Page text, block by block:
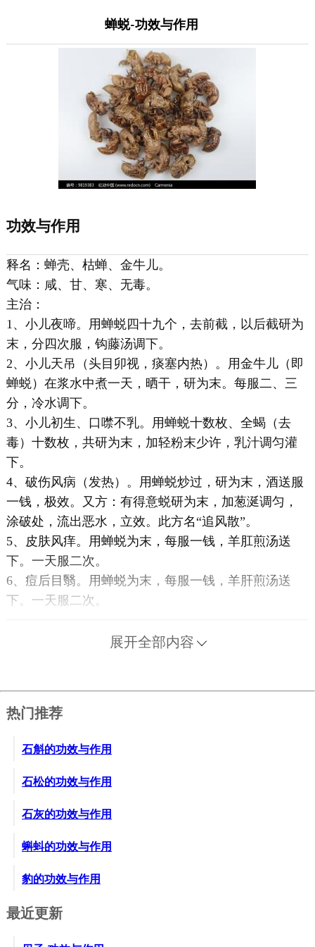
蝉蜕-功效与作用
功效与作用
释名：蝉壳、枯蝉、金牛儿。
气味：咸、甘、寒、无毒。
主治：
1、小儿夜啼。用蝉蜕四十九个，去前截，以后截研为
末，分四次服，钩藤汤调下。
2、小儿天吊（头目卯视，痰塞内热）。用金牛儿（即
蝉蜕）在浆水中煮一天，晒干，研为末。每服二、三
分，冷水调下。
3、小儿初生、口噤不乳。用蝉蜕十数枚、全蝎（去
毒）十数枚，共研为末，加轻粉末少许，乳汁调匀灌
下。
4、破伤风病（发热）。用蝉蜕炒过，研为末，酒送服
一钱，极效。又方：有得意蜕研为末，加葱涎调匀，
涂破处，流出恶水，立效。此方名“追风散”。
5、皮肤风痒。用蝉蜕为末，每服一钱，羊肛煎汤送
下。一天服二次。
6、痘后目翳。用蝉蜕为末，每服一钱，羊肝煎汤送
下。一天服二次。
（炒），共研为末，棉裹塞耳中，追出恶物，即效。
研为末，每服二钱，水一碗，加蜜调服，此方名“清膈
10、疔疮毒肿。用蝉蜕炒为末，蜜水调服一钱，另以
唾液调末，涂搽患处。
展开全部内容
热门推荐
石斛的功效与作用
石松的功效与作用
石灰的功效与作用
蝌蚪的功效与作用
豹的功效与作用
最近更新